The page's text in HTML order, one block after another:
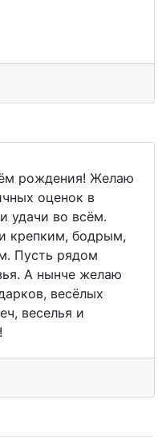
рождения! Желаю
оценок в
удачи во всём.
крепким, бодрым,
Пусть рядом
А нынче желаю
весёлых
веселья и